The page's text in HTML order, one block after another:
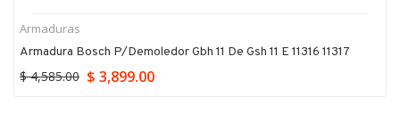
Armaduras
Armadura Bosch P/demoledor Gbh 11 De Gsh 11 E 11316 11317
$ 4,585.00 $ 3,899.00